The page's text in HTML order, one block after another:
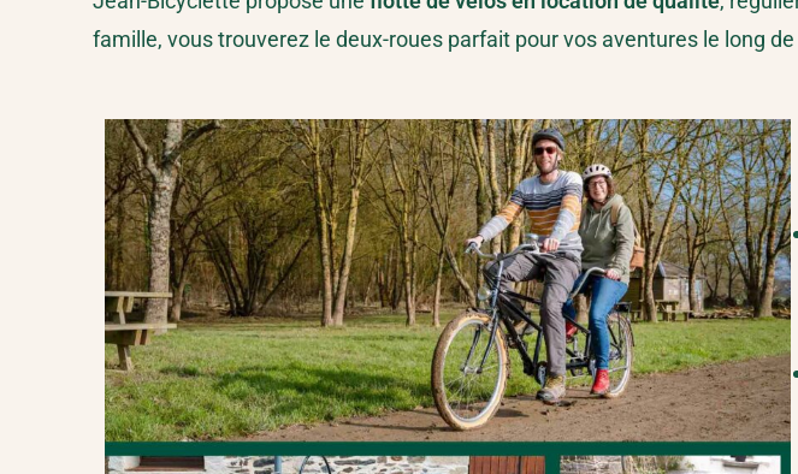
famille, vous trouverez le deux-roues parfait pour vos aventures le long